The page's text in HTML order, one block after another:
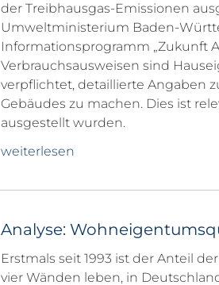
der Treibhausgas-Emissionen
Umweltministerium Baden-
Informationsprogramm „Zukunft
Verbrauchsausweisen sind
verpflichtet, detaillierte Angaben
Gebäudes zu machen. Dies ist
ausgestellt wurden.
weiterlesen
Analyse:
Erstmals seit 1993 ist der Anteil
vier Wänden leben, in